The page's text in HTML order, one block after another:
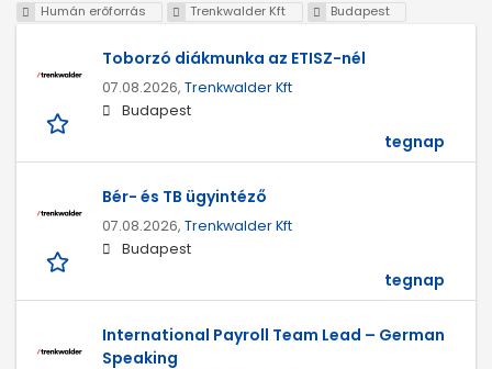
Humán erőforrás Trenkwalder Kft Budapest
Toborzó diákmunka az ETISZ-nél
07.08.2026, Trenkwalder Kft
Budapest
tegnap
Bér- és TB ügyintéző
07.08.2026, Trenkwalder Kft
Budapest
tegnap
International Payroll Team Lead – German
Speaking